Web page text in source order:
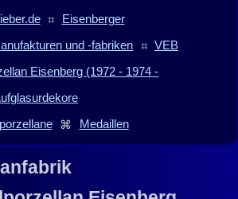
⌗ Eisenberger
und -fabriken ⌗ VEB
Eisenberg (1972 - 1974 -
⌘ Medaillen